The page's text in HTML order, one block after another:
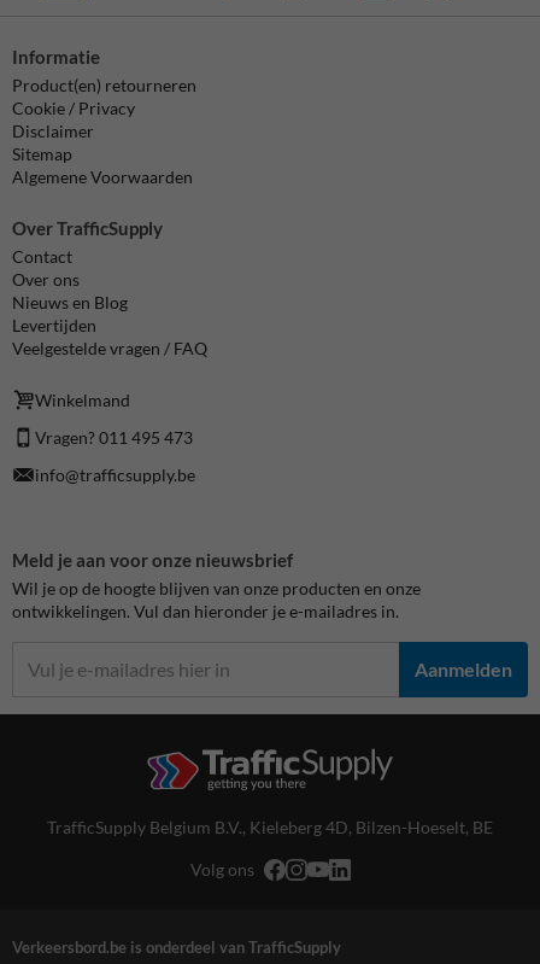
Informatie
Product(en) retourneren
Cookie / Privacy
Disclaimer
Sitemap
Algemene Voorwaarden
Over TrafficSupply
Contact
Over ons
Nieuws en Blog
Levertijden
Veelgestelde vragen / FAQ
Winkelmand
Vragen? 011 495 473
info@trafficsupply.be
Meld je aan voor onze nieuwsbrief
Wil je op de hoogte blijven van onze producten en onze
ontwikkelingen. Vul dan hieronder je e-mailadres in.
Aanmelden
TrafficSupply Belgium B.V., Kieleberg 4D, Bilzen-Hoeselt, BE
Volg ons
Verkeersbord.be is onderdeel van TrafficSupply